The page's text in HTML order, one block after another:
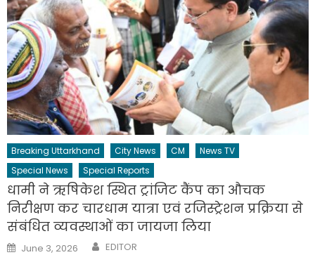
Breaking Uttarkhand City News CM
News TV
Special News
Special Reports
धामी ने ऋषिकेश स्थित ट्रांजिट कैंप का औचक
निरीक्षण कर चारधाम यात्रा एवं रजिस्ट्रेशन प्रक्रिया से
संबंधित व्यवस्थाओं का जायजा लिया
Posted
on
June 3, 2026 Author
EDITOR